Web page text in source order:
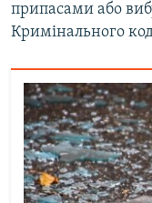
припасами або
Кримінального